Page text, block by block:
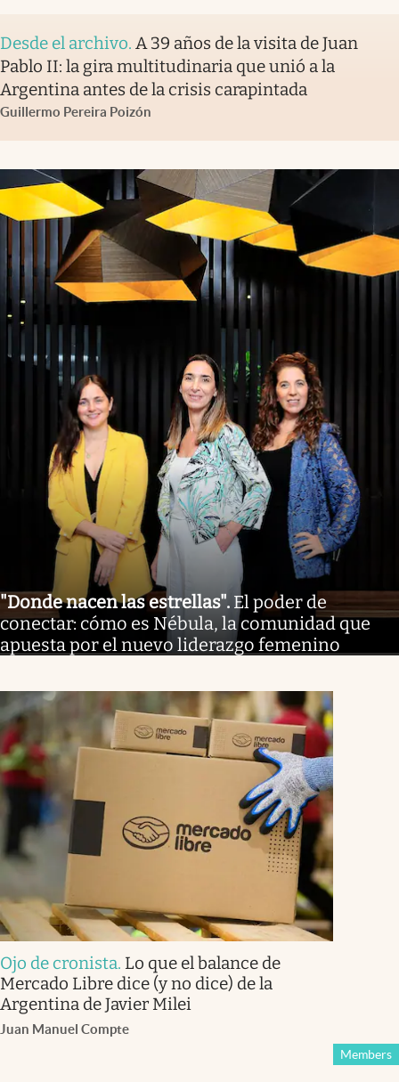
Desde el archivo. A 39 años de la visita de Juan
Pablo II: la gira multitudinaria que unió a la
Argentina antes de la crisis carapintada
Guillermo Pereira Poizón
"Donde nacen las estrellas". El poder de
conectar: cómo es Nébula, la comunidad que
apuesta por el nuevo liderazgo femenino
Ojo de cronista. Lo que el balance de
Mercado Libre dice (y no dice) de la
Argentina de Javier Milei
Juan Manuel Compte
Members